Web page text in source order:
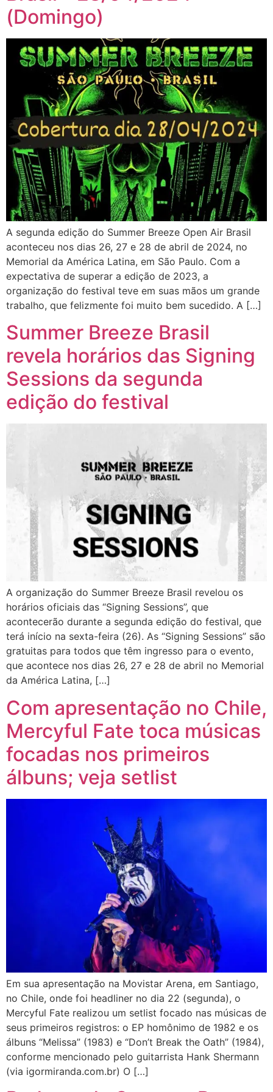
(Domingo)
A segunda edição do Summer Breeze Open Air Brasil
aconteceu nos dias 26, 27 e 28 de abril de 2024, no
Memorial da América Latina, em São Paulo. Com a
expectativa de superar a edição de 2023, a
organização do festival teve em suas mãos um grande
trabalho, que felizmente foi muito bem sucedido. A […]
Summer Breeze Brasil
revela horários das Signing
Sessions da segunda
edição do festival
A organização do Summer Breeze Brasil revelou os
horários oficiais das “Signing Sessions”, que
acontecerão durante a segunda edição do festival, que
terá início na sexta-feira (26). As “Signing Sessions” são
gratuitas para todos que têm ingresso para o evento,
que acontece nos dias 26, 27 e 28 de abril no Memorial
da América Latina, […]
Com apresentação no Chile,
Mercyful Fate toca músicas
focadas nos primeiros
álbuns; veja setlist
Em sua apresentação na Movistar Arena, em Santiago,
no Chile, onde foi headliner no dia 22 (segunda), o
Mercyful Fate realizou um setlist focado nas músicas de
seus primeiros registros: o EP homônimo de 1982 e os
álbuns “Melissa” (1983) e “Don’t Break the Oath” (1984),
conforme mencionado pelo guitarrista Hank Shermann
(via igormiranda.com.br) O […]